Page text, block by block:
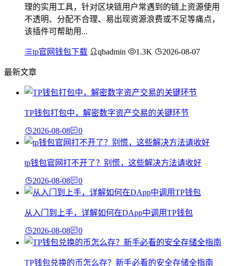
理的实用工具，针对区块链用户常遇到的链上资源使用
不透明、分配不合理、易出现资源浪费或不足等痛点，
该插件可帮助用...
tp官网钱包下载 qbadmin 1.3K 2026-08-07
最新文章
TP钱包打包中，解密数字资产交易的关键环节
2026-08-08 0
tp钱包官网打不开了？别慌，这些解决方法请收好
2026-08-08 0
从入门到上手，详解如何在DApp中调用TP钱包
2026-08-08 0
TP钱包兑换的币怎么存？新手必看的安全存储全指南